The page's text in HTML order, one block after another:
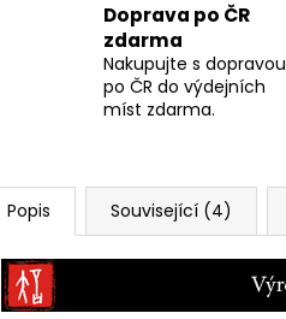
Doprava po ČR
zdarma
Nakupujte s dopravou
po ČR do výdejních
míst zdarma.
Popis Související (4)